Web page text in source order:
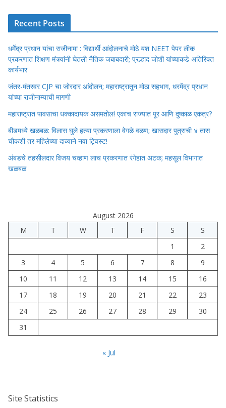
Recent Posts
धर्मेंद्र प्रधान यांचा राजीनामा : विद्यार्थी आंदोलनाचे मोठे यश NEET पेपर लीक
प्रकरणात शिक्षण मंत्र्यांनी घेतली नैतिक जबाबदारी; प्रल्हाद जोशी यांच्याकडे अतिरिक्त
कार्यभार
जंतर-मंतरवर CJP चा जोरदार आंदोलन; महाराष्ट्रातून मोठा सहभाग, धरमेंद्र प्रधान
यांच्या राजीनाम्याची मागणी
महाराष्ट्रात पावसाचा धक्कादायक असमतोल! एकाच राज्यात पूर आणि दुष्काळ एकत्र?
बीडमध्ये खळबळ: विलास घुले हत्या प्रकरणाला वेगळे वळण; खासदार पुत्राची ४ तास
चौकशी तर महिलेच्या दाव्याने नवा ट्विस्ट!
अंबडचे तहसीलदार विजय चव्हाण लाच प्रकरणात रंगेहात अटक; महसूल विभागात
खळबळ
August 2026
M
T W T F S
S
1
2
3
4 5 6 7 8
9
10
11 12 13 14 15
16
17
18 19 20 21 22
23
24
25 26 27 28 29
30
31
« Jul
Site Statistics